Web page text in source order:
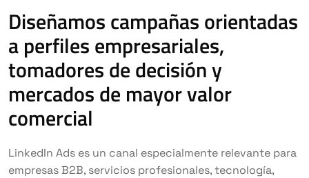
Diseñamos campañas orientadas
a perfiles empresariales,
tomadores de decisión y
mercados de mayor valor
comercial
LinkedIn Ads es un canal especialmente relevante para
empresas B2B, servicios profesionales, tecnología,